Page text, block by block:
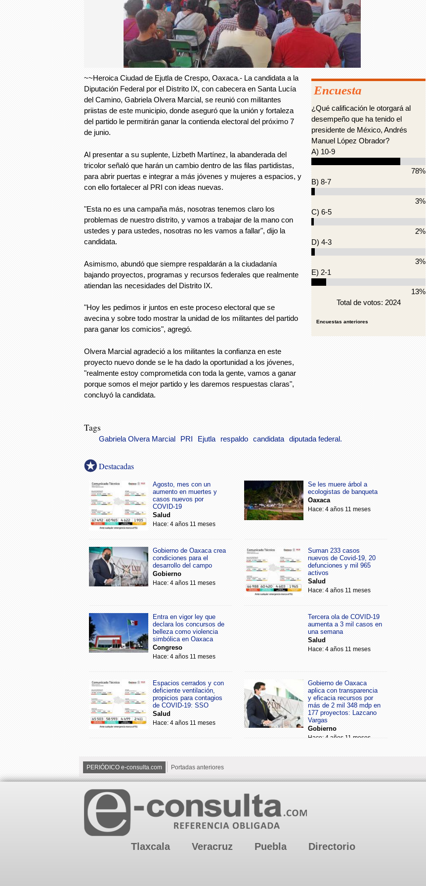
~~Heroica Ciudad de Ejutla de Crespo, Oaxaca.- La candidata a la
Diputación Federal por el Distrito IX, con cabecera en Santa Lucía
del Camino, Gabriela Olvera Marcial, se reunió con militantes
priistas de este municipio, donde aseguró que la unión y fortaleza
del partido le permitirán ganar la contienda electoral del próximo 7
de junio.
Al presentar a su suplente, Lizbeth Martínez, la abanderada del
tricolor señaló que harán un cambio dentro de las filas partidistas,
para abrir puertas e integrar a más jóvenes y mujeres a espacios, y
con ello fortalecer al PRI con ideas nuevas.
"Esta no es una campaña más, nosotras tenemos claro los
problemas de nuestro distrito, y vamos a trabajar de la mano con
ustedes y para ustedes, nosotras no les vamos a fallar", dijo la
candidata.
Asimismo, abundó que siempre respaldarán a la ciudadanía
bajando proyectos, programas y recursos federales que realmente
atiendan las necesidades del Distrito IX.
"Hoy les pedimos ir juntos en este proceso electoral que se
avecina y sobre todo mostrar la unidad de los militantes del partido
para ganar los comicios", agregó.
Olvera Marcial agradeció a los militantes la confianza en este
proyecto nuevo donde se le ha dado la oportunidad a los jóvenes,
"realmente estoy comprometida con toda la gente, vamos a ganar
porque somos el mejor partido y les daremos respuestas claras",
concluyó la candidata.
Encuesta
¿Qué calificación le otorgará al
desempeño que ha tenido el
presidente de México, Andrés
Manuel López Obrador?
A) 10-9
78%
B) 8-7
3%
C) 6-5
2%
D) 4-3
3%
E) 2-1
13%
Total de votos: 2024
Encuestas anteriores
Tags
Gabriela Olvera Marcial PRI Ejutla respaldo candidata diputada federal.
Destacadas
Agosto, mes con un
aumento en muertes y
casos nuevos por
COVID-19
Salud
Hace: 4 años 11 meses
Se les muere árbol a
ecologistas de banqueta
Oaxaca
Hace: 4 años 11 meses
Gobierno de Oaxaca crea
condiciones para el
desarrollo del campo
Gobierno
Hace: 4 años 11 meses
Suman 233 casos
nuevos de Covid-19, 20
defunciones y mil 965
activos
Salud
Hace: 4 años 11 meses
Entra en vigor ley que
declara los concursos de
belleza como violencia
simbólica en Oaxaca
Congreso
Hace: 4 años 11 meses
Tercera ola de COVID-19
aumenta a 3 mil casos en
una semana
Salud
Hace: 4 años 11 meses
Espacios cerrados y con
deficiente ventilación,
propicios para contagios
de COVID-19: SSO
Salud
Hace: 4 años 11 meses
Gobierno de Oaxaca
aplica con transparencia
y eficacia recursos por
más de 2 mil 348 mdp en
177 proyectos: Lazcano
Vargas
Gobierno
Hace: 4 años 11 meses
PERIÓDICO e-consulta.com Portadas anteriores
Tlaxcala Veracruz Puebla Directorio